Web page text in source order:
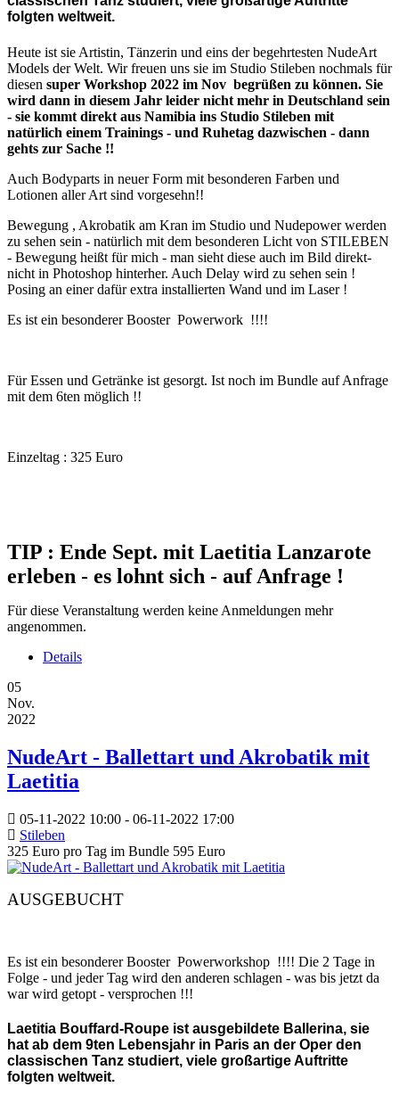
folgten weltweit.
Heute ist sie Artistin, Tänzerin und eins der begehrtesten NudeArt
Models der Welt. Wir freuen uns sie im Studio Stileben nochmals für
diesen super Workshop 2022 im Nov begrüßen zu können. Sie
wird dann in diesem Jahr leider nicht mehr in Deutschland sein
- sie kommt direkt aus Namibia ins Studio Stileben mit
natürlich einem Trainings - und Ruhetag dazwischen - dann
gehts zur Sache !!
Auch Bodyparts in neuer Form mit besonderen Farben und
Lotionen aller Art sind vorgesehn!!
Bewegung , Akrobatik am Kran im Studio und Nudepower werden
zu sehen sein - natürlich mit dem besonderen Licht von STILEBEN
- Bewegung heißt für mich - man sieht diese auch im Bild direkt-
nicht in Photoshop hinterher. Auch Delay wird zu sehen sein !
Posing an einer dafür extra installierten Wand und im Laser !
Es ist ein besonderer Booster Powerwork !!!!
Für Essen und Getränke ist gesorgt. Ist noch im Bundle auf Anfrage
mit dem 6ten möglich !!
Einzeltag : 325 Euro
TIP : Ende Sept. mit Laetitia Lanzarote
erleben - es lohnt sich - auf Anfrage !
Für diese Veranstaltung werden keine Anmeldungen mehr
angenommen.
Details
05
Nov.
2022
NudeArt - Ballettart und Akrobatik mit
Laetitia
05-11-2022 10:00 - 06-11-2022 17:00
Stileben
325 Euro pro Tag im Bundle 595 Euro
AUSGEBUCHT
Es ist ein besonderer Booster Powerworkshop !!!! Die 2 Tage in
Folge - und jeder Tag wird den anderen schlagen - was bis jetzt da
war wird getopt - versprochen !!!
Laetitia Bouffard-Roupe ist ausgebildete Ballerina, sie
hat ab dem 9ten Lebensjahr in Paris an der Oper den
classischen Tanz studiert, viele großartige Auftritte
folgten weltweit.